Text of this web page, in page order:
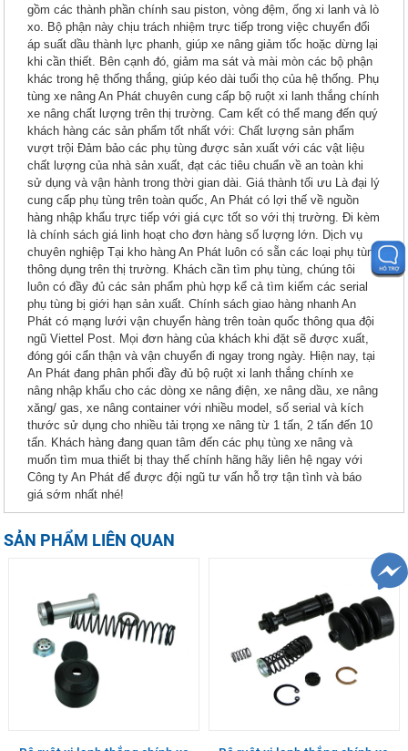
gồm các thành phần chính sau piston, vòng đệm, ống xi lanh và lò
xo. Bộ phận này chịu trách nhiệm trực tiếp trong việc chuyển đổi
áp suất dầu thành lực phanh, giúp xe nâng giảm tốc hoặc dừng lại
khi cần thiết. Bên cạnh đó, giảm ma sát và mài mòn các bộ phận
khác trong hệ thống thắng, giúp kéo dài tuổi thọ của hệ thống. Phụ
tùng xe nâng An Phát chuyên cung cấp bộ ruột xi lanh thắng chính
xe nâng chất lượng trên thị trường. Cam kết có thể mang đến quý
khách hàng các sản phẩm tốt nhất với: Chất lượng sản phẩm
vượt trội Đảm bảo các phụ tùng được sản xuất với các vật liệu
chất lượng của nhà sản xuất, đạt các tiêu chuẩn về an toàn khi
sử dụng và vận hành trong thời gian dài. Giá thành tối ưu Là đại lý
cung cấp phụ tùng trên toàn quốc, An Phát có lợi thế về nguồn
hàng nhập khẩu trực tiếp với giá cực tốt so với thị trường. Đi kèm
là chính sách giá linh hoạt cho đơn hàng số lượng lớn. Dịch vụ
chuyên nghiệp Tại kho hàng An Phát luôn có sẵn các loại phụ tùng
thông dụng trên thị trường. Khách cần tìm phụ tùng, chúng tôi
luôn có đầy đủ các sản phẩm phù hợp kể cả tìm kiếm các serial
phụ tùng bị giới hạn sản xuất. Chính sách giao hàng nhanh An
Phát có mạng lưới vận chuyển hàng trên toàn quốc thông qua đội
ngũ Viettel Post. Mọi đơn hàng của khách khi đặt sẽ được xuất,
đóng gói cẩn thận và vận chuyển đi ngay trong ngày. Hiện nay, tại
An Phát đang phân phối đầy đủ bộ ruột xi lanh thắng chính xe
nâng nhập khẩu cho các dòng xe nâng điện, xe nâng dầu, xe nâng
xăng/ gas, xe nâng container với nhiều model, số serial và kích
thước sử dụng cho nhiều tải trọng xe nâng từ 1 tấn, 2 tấn đến 10
tấn. Khách hàng đang quan tâm đến các phụ tùng xe nâng và
muốn tìm mua thiết bị thay thế chính hãng hãy liên hệ ngay với
Công ty An Phát để được đội ngũ tư vấn hỗ trợ tận tình và báo
giá sớm nhất nhé!
SẢN PHẨM LIÊN QUAN